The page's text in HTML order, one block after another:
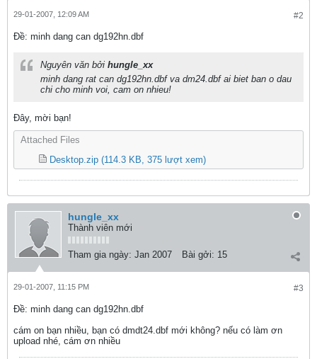
#2
29-01-2007, 12:09 AM
Ðề: minh dang can dg192hn.dbf
Nguyên văn bởi hungle_xx
minh dang rat can dg192hn.dbf va dm24.dbf ai biet ban o dau
chi cho minh voi, cam on nhieu!
Đây, mời bạn!
Attached Files
Desktop.zip (114.3 KB, 375 lượt xem)
hungle_xx
Thành viên mới
Tham gia ngày: Jan 2007 Bài gởi: 15
#3
29-01-2007, 11:15 PM
Ðề: minh dang can dg192hn.dbf
cám on bạn nhiều, bạn có dmdt24.dbf mới không? nếu có làm ơn
upload nhé, cám ơn nhiều